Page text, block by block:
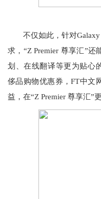
不仅如此，针对
求，“Z Premier 尊享汇”
划、在线翻译等更为贴心
侈品购物优惠券，FT中文
益，在“Z Premier 尊享汇”